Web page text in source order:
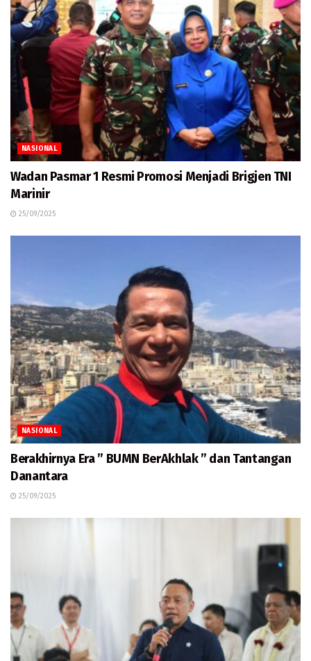
NASIONAL
Wadan Pasmar 1 Resmi Promosi Menjadi Brigjen TNI
Marinir
25/09/2025
NASIONAL
Berakhirnya Era ” BUMN BerAkhlak ” dan Tantangan
Danantara
25/09/2025